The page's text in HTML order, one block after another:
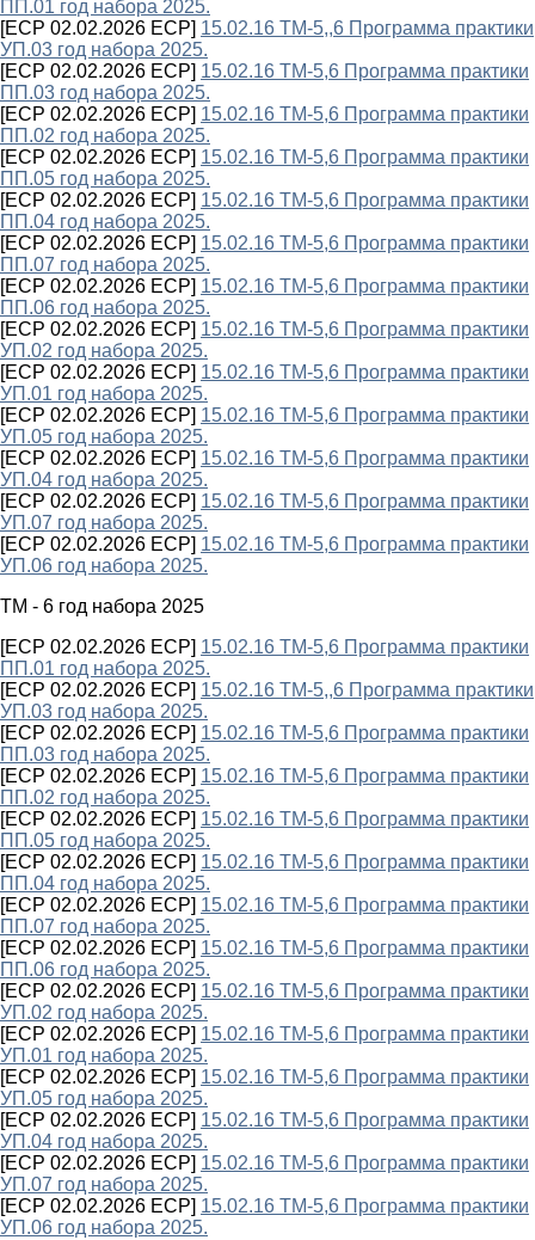
ПП.01 год набора 2025.
[ECP 02.02.2026 ECP] 15.02.16 ТМ-5,,6 Программа практики
УП.03 год набора 2025.
[ECP 02.02.2026 ECP] 15.02.16 ТМ-5,6 Программа практики
ПП.03 год набора 2025.
[ECP 02.02.2026 ECP] 15.02.16 ТМ-5,6 Программа практики
ПП.02 год набора 2025.
[ECP 02.02.2026 ECP] 15.02.16 ТМ-5,6 Программа практики
ПП.05 год набора 2025.
[ECP 02.02.2026 ECP] 15.02.16 ТМ-5,6 Программа практики
ПП.04 год набора 2025.
[ECP 02.02.2026 ECP] 15.02.16 ТМ-5,6 Программа практики
ПП.07 год набора 2025.
[ECP 02.02.2026 ECP] 15.02.16 ТМ-5,6 Программа практики
ПП.06 год набора 2025.
[ECP 02.02.2026 ECP] 15.02.16 ТМ-5,6 Программа практики
УП.02 год набора 2025.
[ECP 02.02.2026 ECP] 15.02.16 ТМ-5,6 Программа практики
УП.01 год набора 2025.
[ECP 02.02.2026 ECP] 15.02.16 ТМ-5,6 Программа практики
УП.05 год набора 2025.
[ECP 02.02.2026 ECP] 15.02.16 ТМ-5,6 Программа практики
УП.04 год набора 2025.
[ECP 02.02.2026 ECP] 15.02.16 ТМ-5,6 Программа практики
УП.07 год набора 2025.
[ECP 02.02.2026 ECP] 15.02.16 ТМ-5,6 Программа практики
УП.06 год набора 2025.
ТМ - 6 год набора 2025
[ECP 02.02.2026 ECP] 15.02.16 ТМ-5,6 Программа практики
ПП.01 год набора 2025.
[ECP 02.02.2026 ECP] 15.02.16 ТМ-5,,6 Программа практики
УП.03 год набора 2025.
[ECP 02.02.2026 ECP] 15.02.16 ТМ-5,6 Программа практики
ПП.03 год набора 2025.
[ECP 02.02.2026 ECP] 15.02.16 ТМ-5,6 Программа практики
ПП.02 год набора 2025.
[ECP 02.02.2026 ECP] 15.02.16 ТМ-5,6 Программа практики
ПП.05 год набора 2025.
[ECP 02.02.2026 ECP] 15.02.16 ТМ-5,6 Программа практики
ПП.04 год набора 2025.
[ECP 02.02.2026 ECP] 15.02.16 ТМ-5,6 Программа практики
ПП.07 год набора 2025.
[ECP 02.02.2026 ECP] 15.02.16 ТМ-5,6 Программа практики
ПП.06 год набора 2025.
[ECP 02.02.2026 ECP] 15.02.16 ТМ-5,6 Программа практики
УП.02 год набора 2025.
[ECP 02.02.2026 ECP] 15.02.16 ТМ-5,6 Программа практики
УП.01 год набора 2025.
[ECP 02.02.2026 ECP] 15.02.16 ТМ-5,6 Программа практики
УП.05 год набора 2025.
[ECP 02.02.2026 ECP] 15.02.16 ТМ-5,6 Программа практики
УП.04 год набора 2025.
[ECP 02.02.2026 ECP] 15.02.16 ТМ-5,6 Программа практики
УП.07 год набора 2025.
[ECP 02.02.2026 ECP] 15.02.16 ТМ-5,6 Программа практики
УП.06 год набора 2025.